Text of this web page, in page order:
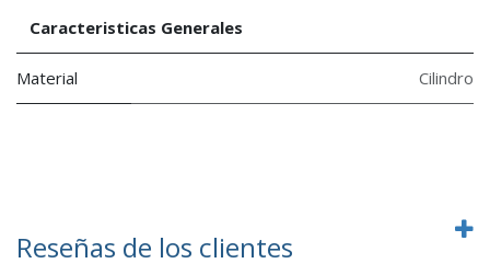
Caracteristicas Generales
Material Cilindro
Reseñas de los clientes